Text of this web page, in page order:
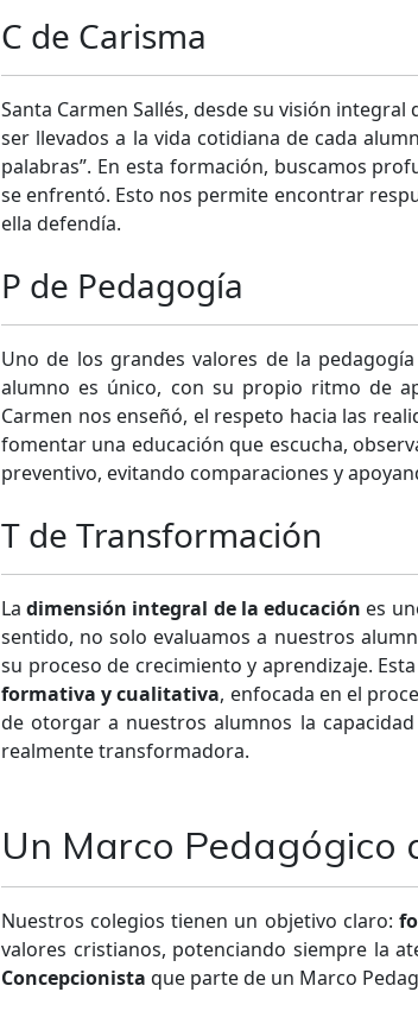
C de Carisma
Santa Carmen Sallés, desde su visión
ser llevados a la vida cotidiana de cada
palabras”. En esta formación, buscamos
se enfrentó. Esto nos permite encontrar
ella defendía.
P de Pedagogía
Uno de los grandes valores de la
alumno es único, con su propio ritmo de
Carmen nos enseñó, el respeto hacia las
fomentar una educación que escucha,
preventivo, evitando comparaciones y
T de Transformación
Ladimensión integral de la educación es
sentido, no solo evaluamos a nuestros
su proceso de crecimiento y aprendizaje.
formativa y cualitativa, enfocada en el
de otorgar a nuestros alumnos la
realmente transformadora.
Un Marco Pedagógico
Nuestros colegios tienen un objetivo claro:
valores cristianos, potenciando siempre la
Concepcionista que parte de un Marco